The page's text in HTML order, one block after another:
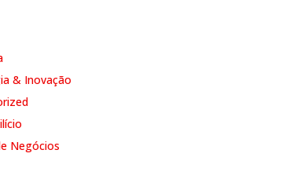
& Inovação
Negócios